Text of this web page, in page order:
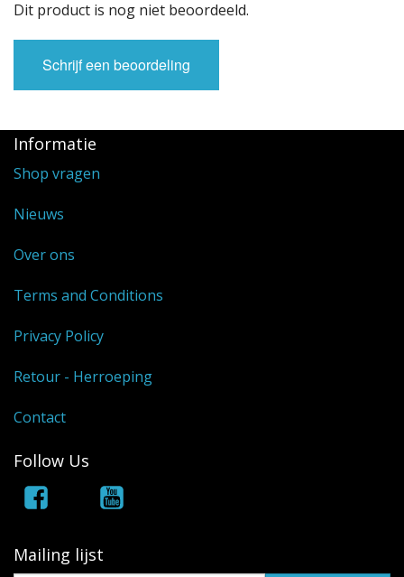
Dit product is nog niet beoordeeld.
Schrijf een beoordeling
Informatie
Shop vragen
Nieuws
Over ons
Terms and Conditions
Privacy Policy
Retour - Herroeping
Contact
Follow Us
Mailing lijst